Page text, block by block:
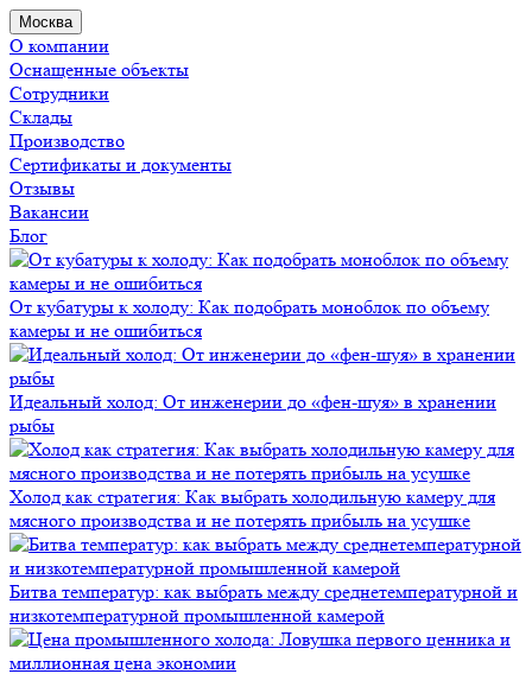
Москва
О компании
Оснащенные объекты
Сотрудники
Склады
Производство
Сертификаты и документы
Отзывы
Вакансии
Блог
От кубатуры к холоду: Как подобрать моноблок по объему
камеры и не ошибиться
Идеальный холод: От инженерии до «фен-шуя» в хранении
рыбы
Холод как стратегия: Как выбрать холодильную камеру для
мясного производства и не потерять прибыль на усушке
Битва температур: как выбрать между среднетемпературной и
низкотемпературной промышленной камерой